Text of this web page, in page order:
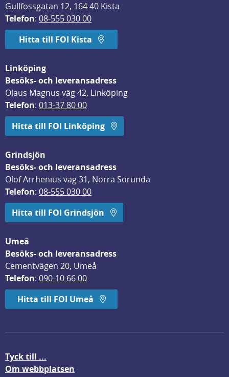
Gullfossgatan 12, 164 40 Kista
Telefon: 08-555 030 00
Hitta till FOI Kista
Linköping
Besöks- och leveransadress
Olaus Magnus väg 42, Linköping
Telefon: 013-37 80 00
Hitta till FOI Linköping
Grindsjön
Besöks- och leveransadress
Olof Arrhenius väg 31, Norra Sorunda
Telefon: 08-555 030 00
Hitta till FOI Grindsjön
Umeå
Besöks- och leveransadress
Cementvägen 20, Umeå
Telefon: 090-10 66 00
Hitta till FOI Umeå
Tyck till ...
Om webbplatsen